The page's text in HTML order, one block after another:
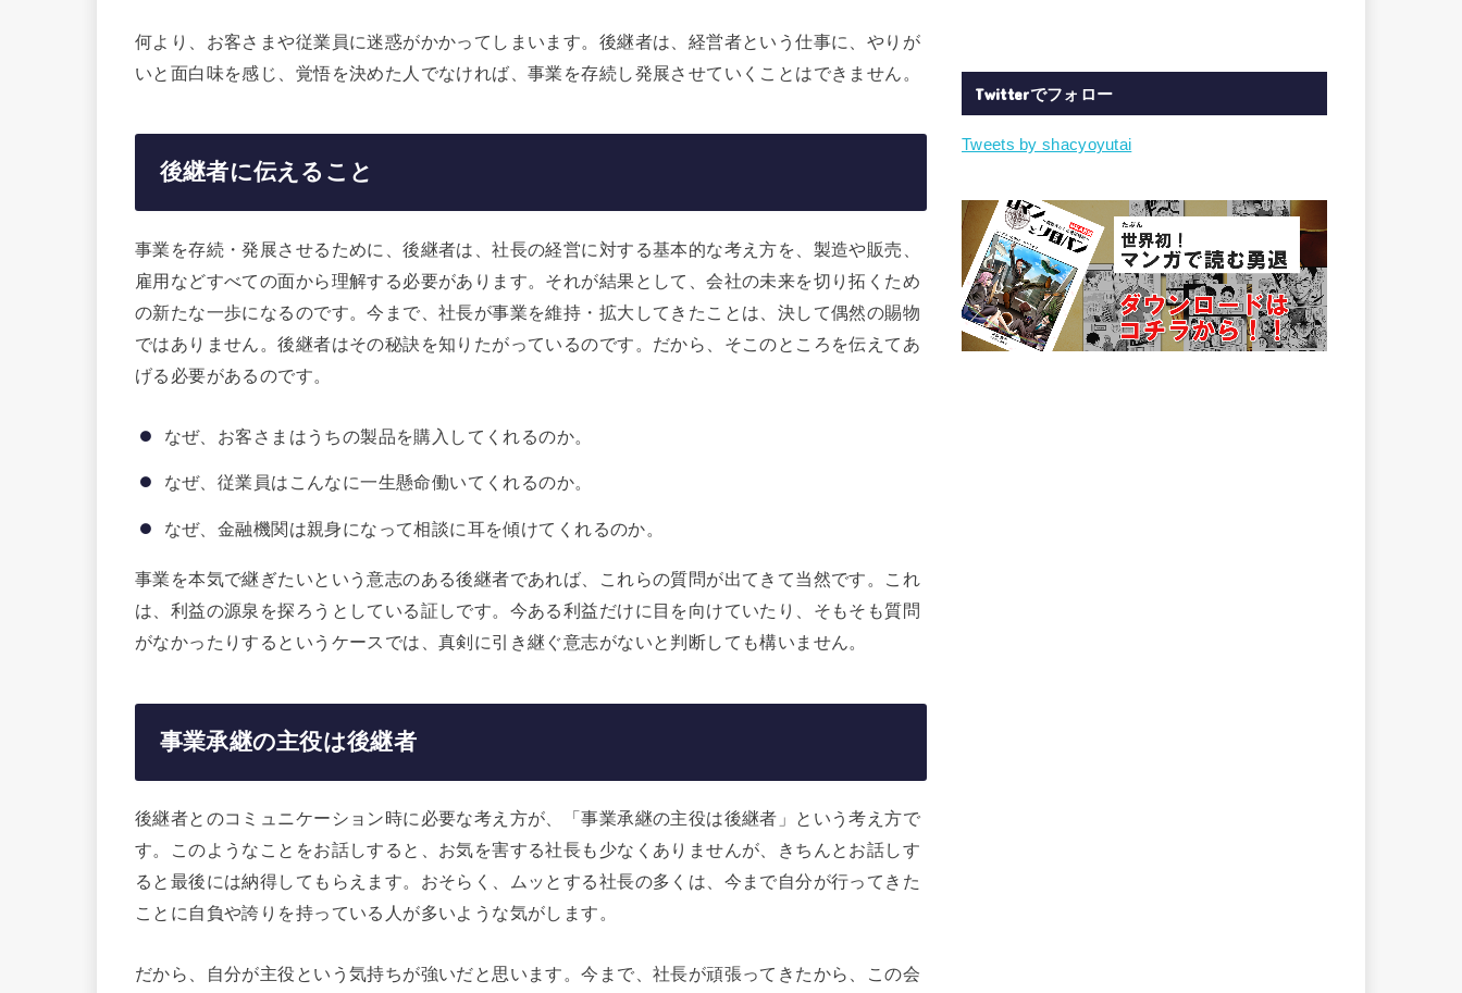
何より、お客さまや従業員に迷惑がかかってしまいます。後継者は、経営者という仕事に、やりが
いと面白味を感じ、覚悟を決めた人でなければ、事業を存続し発展させていくことはできません。
後継者に伝えること
事業を存続・発展させるために、後継者は、社長の経営に対する基本的な考え方を、製造や販売、
雇用などすべての面から理解する必要があります。それが結果として、会社の未来を切り拓くため
の新たな一歩になるのです。今まで、社長が事業を維持・拡大してきたことは、決して偶然の賜物
ではありません。後継者はその秘訣を知りたがっているのです。だから、そこのところを伝えてあ
げる必要があるのです。
なぜ、お客さまはうちの製品を購入してくれるのか。
なぜ、従業員はこんなに一生懸命働いてくれるのか。
なぜ、金融機関は親身になって相談に耳を傾けてくれるのか。
事業を本気で継ぎたいという意志のある後継者であれば、これらの質問が出てきて当然です。これ
は、利益の源泉を探ろうとしている証しです。今ある利益だけに目を向けていたり、そもそも質問
がなかったりするというケースでは、真剣に引き継ぐ意志がないと判断しても構いません。
事業承継の主役は後継者
後継者とのコミュニケーション時に必要な考え方が、「事業承継の主役は後継者」という考え方で
す。このようなことをお話しすると、お気を害する社長も少なくありませんが、きちんとお話しす
ると最後には納得してもらえます。おそらく、ムッとする社長の多くは、今まで自分が行ってきた
ことに自負や誇りを持っている人が多いような気がします。
だから、自分が主役という気持ちが強いだと思います。今まで、社長が頑張ってきたから、この会
Twitterでフォロー
Tweets by shacyoyutai